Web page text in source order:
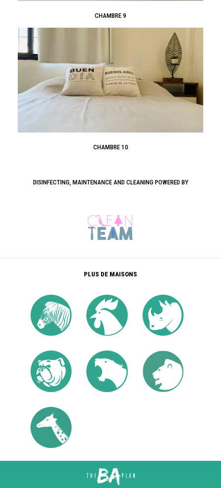
CHAMBRE 9
CHAMBRE 10
DISINFECTING, MAINTENANCE AND CLEANING POWERED BY
PLUS DE MAISONS